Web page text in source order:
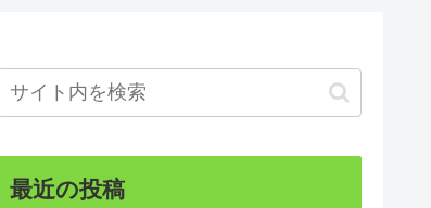
最近の投稿